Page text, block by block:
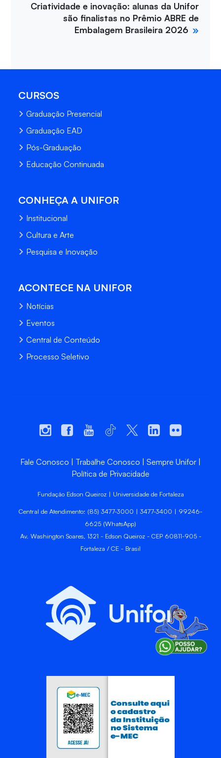
Criatividade e inovação: alunas da Unifor
são finalistas no Prêmio ABRE de
Embalagem Brasileira 2026
CURSOS
Graduação Presencial
Graduação EAD
Pós-Graduação
Educação Continuada
CONHEÇA A UNIFOR
Institucional
Cultura e Arte
Pesquisa e Inovação
ACONTECE NA UNIFOR
Notícias
Eventos
Central de Conteúdo
Processo Seletivo
Fale Conosco Trabalhe Conosco
Sempre Unifor
Política de Privacidade
Fundação Edson Queiroz | Universidade de Fortaleza
Central de Atendimento: (85) 3477-3000 | 3477-3400 | 99246-
6625 (WhatsApp)
Av. Washington Soares, 1321 - Edson Queiroz - CEP 60811-905 -
Fortaleza / CE - Brasil